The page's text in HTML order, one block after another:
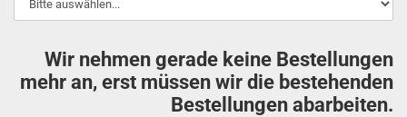
Wir nehmen gerade keine Bestellungen
mehr an, erst müssen wir die bestehenden
Bestellungen abarbeiten.